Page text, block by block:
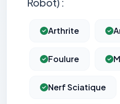
Arthrite
Foulure
Nerf Sciatique